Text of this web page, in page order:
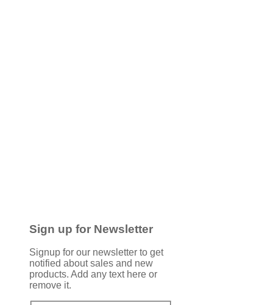
Sign up for Newsletter
Signup for our newsletter to get
notified about sales and new
products. Add any text here or
remove it.